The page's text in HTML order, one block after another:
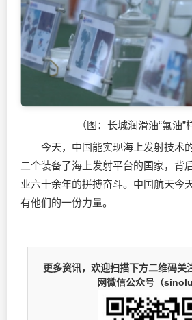
（图：长城润滑油“氟油”
今天，中国能实现海上发射技术
二个装备了海上发射平台的国家，背
业六十余年的拼搏奋斗。中国航天今
有他们的一份力量。
更多资讯，欢迎扫描下方二维码关
网微信公众号（